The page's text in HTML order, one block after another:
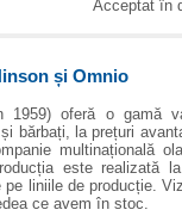
Acceptat în
și Omnio
1959) oferă o gamă
bărbați, la prețuri
multinațională
este realizată
liniile de producție.
ce avem în stoc.